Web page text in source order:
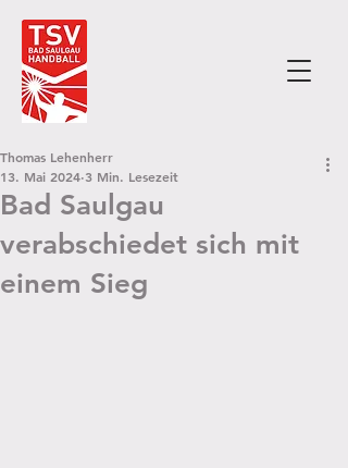
Bad Saulgau
verabschiedet sich mit
einem Sieg
Thomas Lehenherr
13. Mai 2024 3 Min. Lesezeit